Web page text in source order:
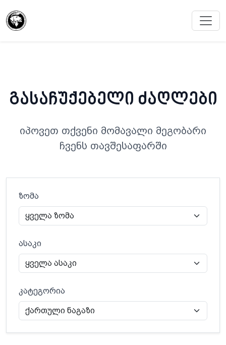
გასაჩუქებელი ძაღლები
იპოვეთ თქვენი მომავალი მეგობარი
ჩვენს თავშესაფარში
ზომა
ასაკი
კატეგორია